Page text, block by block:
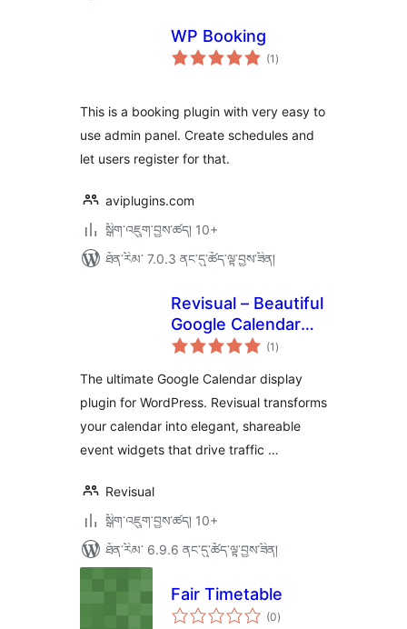
WP Booking
(1 གདེང་
འཇོག་
)
This is a booking plugin with very easy to
use admin panel. Create schedules and
let users register for that.
aviplugins.com
སྒྲིག་འཇུག་བྱས་ཚད། 10+
ཐོན་རིམ་ 7.0.3 ནང་དུ་ཚོད་ལྟ་བྱས་ཟིན།
Revisual – Beautiful
Google Calendar
Event Widgets for
(1 གདེང་
འཇོག་
ཚང་།
)
The ultimate Google Calendar display
plugin for WordPress. Revisual transforms
your calendar into elegant, shareable
event widgets that drive traffic …
Revisual
སྒྲིག་འཇུག་བྱས་ཚད། 10+
ཐོན་རིམ་ 6.9.6 ནང་དུ་ཚོད་ལྟ་བྱས་ཟིན།
Fair Timetable
(0གདེང་
འཇོག་
)